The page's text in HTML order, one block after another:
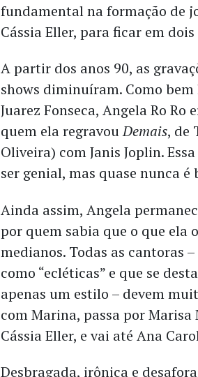
fundamental na formação de
Cássia Eller, para ficar em
A partir dos anos 90, as
shows diminuíram. Como
Juarez Fonseca, Angela Ro
quem ela regravouDemais, de
Oliveira) com Janis Joplin.
ser genial, mas quase nunca é
Ainda assim, Angela
por quem sabia que o que ela
medianos. Todas as cantoras
como “ecléticas” e que se
apenas um estilo – devem
com Marina, passa por
Cássia Eller, e vai até Ana
Desbragada, irônica e